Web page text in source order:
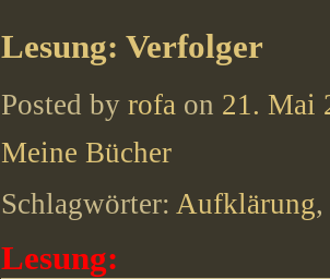
Lesung: Verfolger
Posted by rofa on 21. Mai
Meine Bücher
Schlagwörter: Aufklärung,
Lesung: